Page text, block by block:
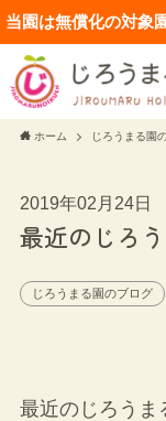
当園は無償化の対象
ホーム じろうまる園
2019年02月24日
最近のじろ
じろうまる園のブログ
最近のじろうま